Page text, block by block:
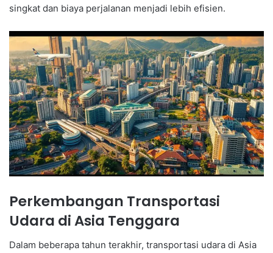
singkat dan biaya perjalanan menjadi lebih efisien.
Perkembangan Transportasi
Udara di Asia Tenggara
Dalam beberapa tahun terakhir, transportasi udara di Asia